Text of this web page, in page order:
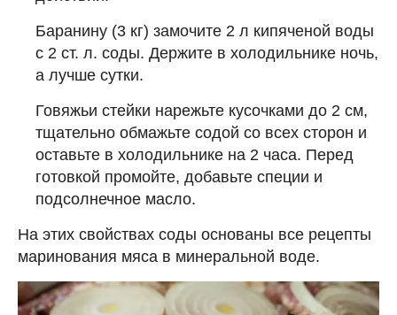
Баранину (3 кг) замочите 2 л кипяченой воды
с 2 ст. л. соды. Держите в холодильнике ночь,
а лучше сутки.
Говяжьи стейки нарежьте кусочками до 2 см,
тщательно обмажьте содой со всех сторон и
оставьте в холодильнике на 2 часа. Перед
готовкой промойте, добавьте специи и
подсолнечное масло.
На этих свойствах соды основаны все рецепты
маринования мяса в минеральной воде.